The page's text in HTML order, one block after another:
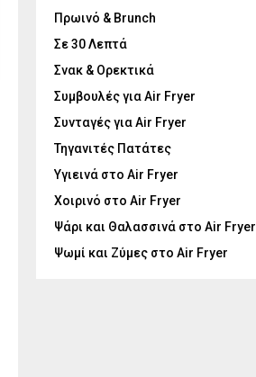
Πρωινό & Brunch
Σε 30 Λεπτά
Σνακ & Ορεκτικά
Συμβουλές για Air Fryer
Συνταγές για Air Fryer
Τηγανιτές Πατάτες
Υγιεινά στο Air Fryer
Χοιρινό στο Air Fryer
Ψάρι και Θαλασσινά στο Air Fryer
Ψωμί και Ζύμες στο Air Fryer